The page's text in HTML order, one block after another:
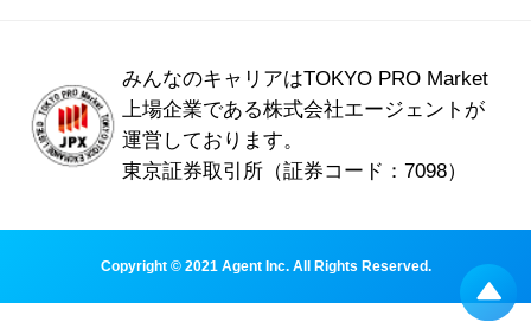
みんなのキャリアはTOKYO PRO Market
上場企業である株式会社エージェントが
運営しております。
東京証券取引所（証券コード：7098）
Copyright © 2021 Agent Inc. All Rights Reserved.